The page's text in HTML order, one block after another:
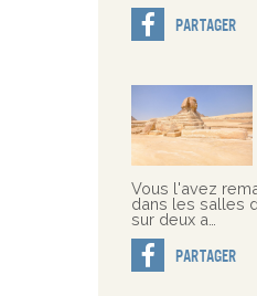
Partager
Vous l'avez
dans les salles
sur deux a…
Partager